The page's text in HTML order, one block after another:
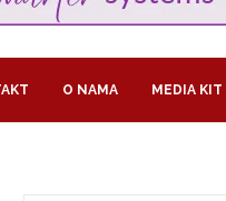
O NAMA MEDIA KIT